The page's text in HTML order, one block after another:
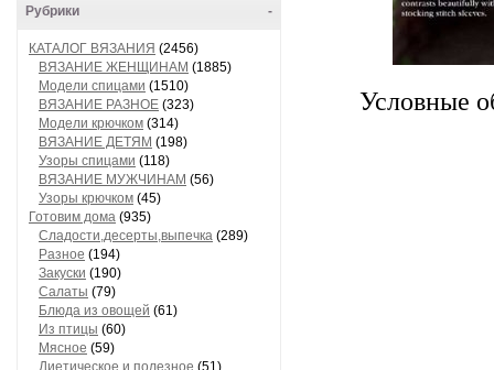
-
Рубрики
КАТАЛОГ ВЯЗАНИЯ (2456)
ВЯЗАНИЕ ЖЕНЩИНАМ (1885)
Модели спицами (1510)
ВЯЗАНИЕ РАЗНОЕ (323)
Модели крючком (314)
ВЯЗАНИЕ ДЕТЯМ (198)
Узоры спицами (118)
ВЯЗАНИЕ МУЖЧИНАМ (56)
Узоры крючком (45)
Готовим дома (935)
Сладости,десерты,выпечка (289)
Разное (194)
Закуски (190)
Салаты (79)
Блюда из овощей (61)
Из птицы (60)
Мясное (59)
Диетическое и полезное (51)
Условные